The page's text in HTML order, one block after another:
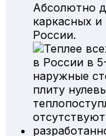
Абсолютно
каркасных
России.